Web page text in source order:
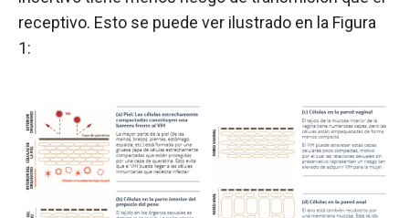
receptivo. Esto se puede ver ilustrado en la Figura
1: